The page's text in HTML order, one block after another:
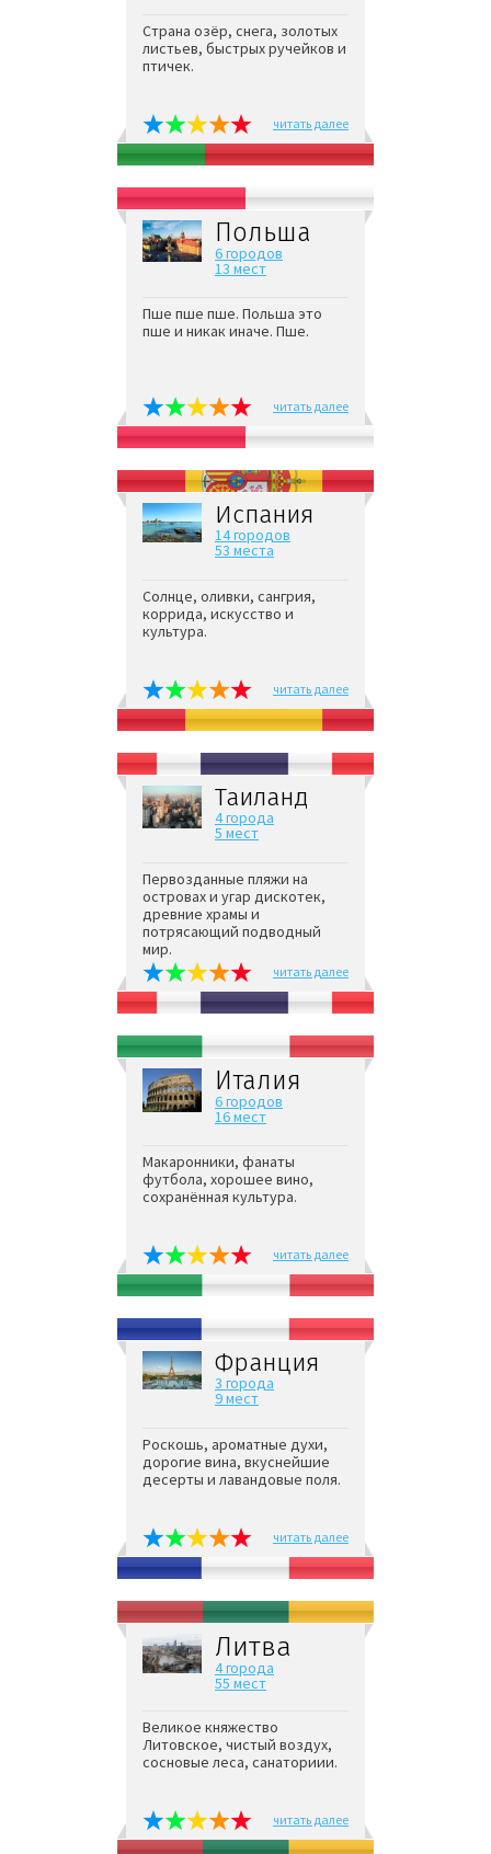
Страна озёр, снега, золотых
листьев, быстрых ручейков и
птичек.
читать далее
Польша
6 городов
13 мест
Пше пше пше. Польша это
пше и никак иначе. Пше.
читать далее
Испания
14 городов
53 места
Солнце, оливки, сангрия,
коррида, искусство и
культура.
читать далее
Таиланд
4 города
5 мест
Первозданные пляжи на
островах и угар дискотек,
древние храмы и
потрясающий подводный
мир.
читать далее
Италия
6 городов
16 мест
Макаронники, фанаты
футбола, хорошее вино,
сохранённая культура.
читать далее
Франция
3 города
9 мест
Роскошь, ароматные духи,
дорогие вина, вкуснейшие
десерты и лавандовые поля.
читать далее
Литва
4 города
55 мест
Великое княжество
Литовское, чистый воздух,
сосновые леса, санаториии.
читать далее